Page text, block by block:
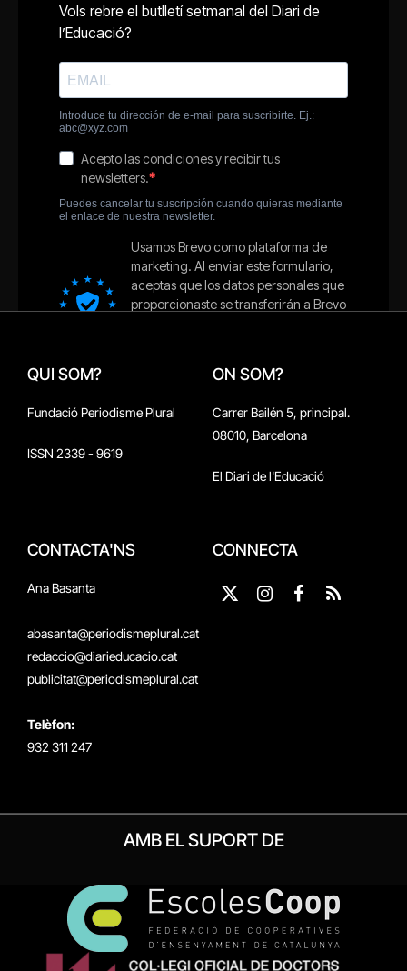
QUI SOM?
Fundació Periodisme Plural
ISSN 2339 - 9619
ON SOM?
Carrer Bailén 5, principal.
08010, Barcelona
El Diari de l'Educació
CONTACTA'NS
Ana Basanta
abasanta@periodismeplural.cat
redaccio@diarieducacio.cat
publicitat@periodismeplural.cat
Telèfon:
932 311 247
CONNECTA
X
Instagram
Facebook
RSS
AMB EL SUPORT DE